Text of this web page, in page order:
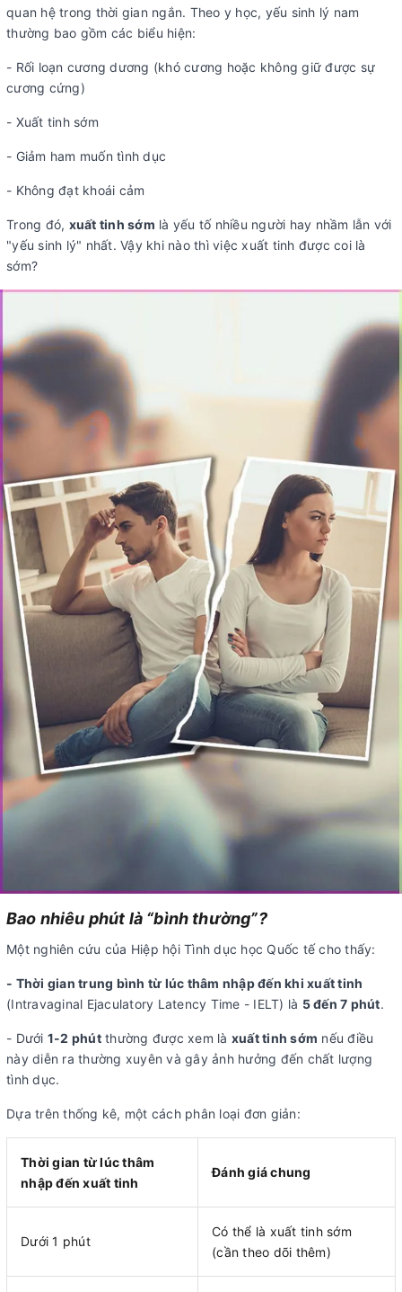
quan hệ trong thời gian ngắn. Theo y học, yếu sinh lý nam
thường bao gồm các biểu hiện:
- Rối loạn cương dương (khó cương hoặc không giữ được sự
cương cứng)
- Xuất tinh sớm
- Giảm ham muốn tình dục
- Không đạt khoái cảm
Trong đó, xuất tinh sớm là yếu tố nhiều người hay nhầm lẫn với
"yếu sinh lý" nhất. Vậy khi nào thì việc xuất tinh được coi là
sớm?
Bao nhiêu phút là “bình thường”?
Một nghiên cứu của Hiệp hội Tình dục học Quốc tế cho thấy:
- Thời gian trung bình từ lúc thâm nhập đến khi xuất tinh
(Intravaginal Ejaculatory Latency Time - IELT) là 5 đến 7 phút.
- Dưới 1-2 phútthường được xem là xuất tinh sớm nếu điều
này diễn ra thường xuyên và gây ảnh hưởng đến chất lượng
tình dục.
Dựa trên thống kê, một cách phân loại đơn giản:
Thời gian từ lúc thâm
nhập đến xuất tinh
Đánh giá chung
Dưới 1 phút
Có thể là xuất tinh sớm
(cần theo dõi thêm)